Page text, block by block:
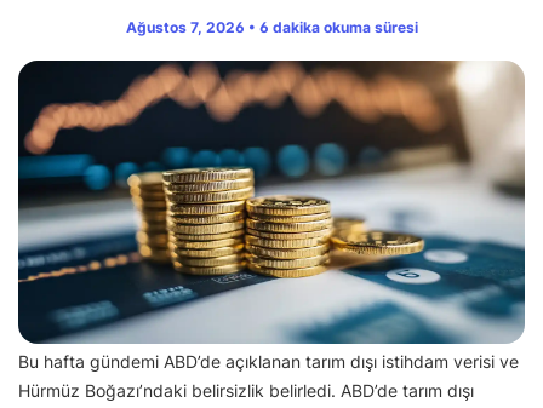
Ağustos 7, 2026 • 6 dakika okuma süresi
Bu hafta gündemi ABD’de açıklanan tarım dışı istihdam verisi ve
Hürmüz Boğazı’ndaki belirsizlik belirledi. ABD’de tarım dışı